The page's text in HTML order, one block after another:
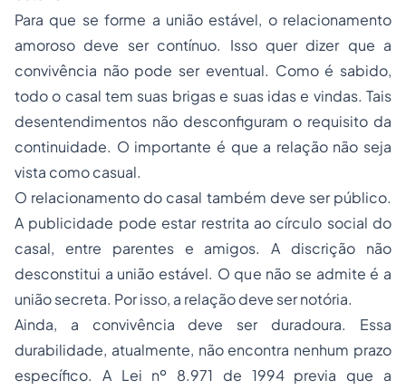
Para que se forme a união estável, o relacionamento
amoroso deve ser contínuo. Isso quer dizer que a
convivência não pode ser eventual. Como é sabido,
todo o casal tem suas brigas e suas idas e vindas. Tais
desentendimentos não desconfiguram o requisito da
continuidade. O importante é que a relação não seja
vista como casual.
O relacionamento do casal também deve ser público.
A publicidade pode estar restrita ao círculo social do
casal, entre parentes e amigos. A discrição não
desconstitui a união estável. O que não se admite é a
união secreta. Por isso, a relação deve ser notória.
Ainda, a convivência deve ser duradoura. Essa
durabilidade, atualmente, não encontra nenhum prazo
específico. A Lei nº 8.971 de 1994 previa que a